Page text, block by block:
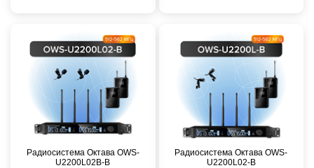
Радиосистема Октава OWS-
U2200L02В-B
Радиосистема Октава OWS-
U2200L02-B